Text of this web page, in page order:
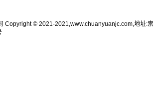
Copyright © 2021-2021,www.chuanyuanjc.com,地址:崇